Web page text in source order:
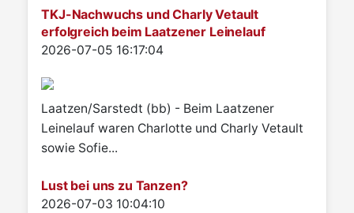
TKJ-Nachwuchs und Charly Vetault
erfolgreich beim Laatzener Leinelauf
Details
2026-07-05 16:17:04
Laatzen/Sarstedt (bb) - Beim Laatzener
Leinelauf waren Charlotte und Charly Vetault
sowie Sofie...
Lust bei uns zu Tanzen?
Details
2026-07-03 10:04:10